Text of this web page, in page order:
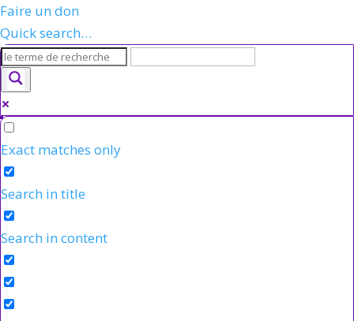
Faire un don
Quick search…
Exact matches only
Search in title
Search in content